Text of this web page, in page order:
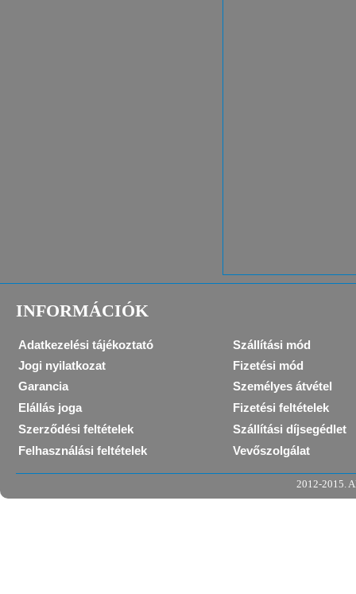
INFORMÁCIÓK
Adatkezelési tájékoztató
Szállítási mód
Jogi nyilatkozat
Fizetési mód
Garancia
Személyes átvétel
Elállás joga
Fizetési feltételek
Szerződési feltételek
Szállítási díjsegédlet
Felhasználási feltételek
Vevőszolgálat
2012-2015.